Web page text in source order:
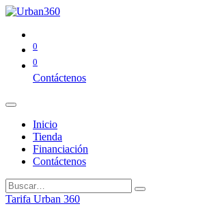
0
0
Contáctenos
Inicio
Tienda
Financiación
Contáctenos
Tarifa Urban 360